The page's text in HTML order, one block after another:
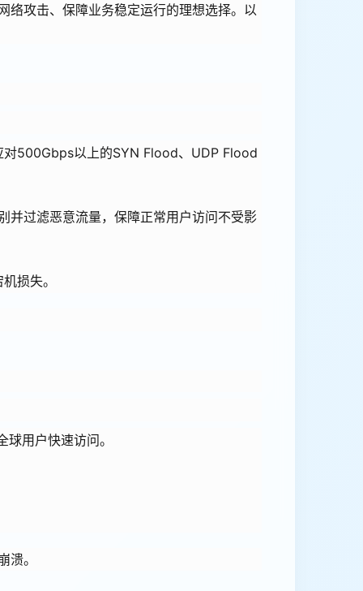
络攻击、保障业务稳定运行的理想选择。以
对500Gbps以上的SYN Flood、UDP Flood
并过滤恶意流量，保障正常用户访问不受影
损失。
用户快速访问。
。